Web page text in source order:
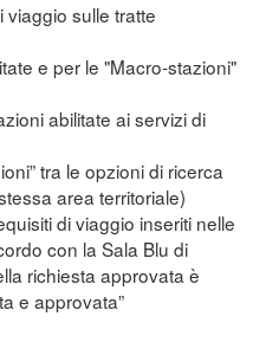
viaggio sulle tratte
e per le "Macro-stazioni"
abilitate ai servizi di
tra le opzioni di ricerca
area territoriale)
di viaggio inseriti nelle
con la Sala Blu di
richiesta approvata è
e approvata”